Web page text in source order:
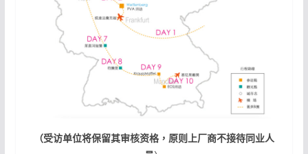
（受访单位将保留其审核资格，原则上厂商不接待同业人